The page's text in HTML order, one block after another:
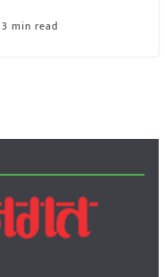
3 min read